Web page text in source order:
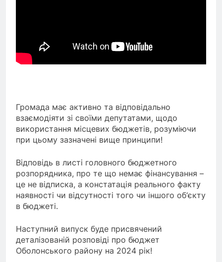
Громада має активно та відповідально
взаємодіяти зі своїми депутатами, щодо
використання місцевих бюджетів, розуміючи
при цьому зазначені вище принципи!
Відповідь в листі головного бюджетного
розпорядника, про те що немає фінансування –
це не відписка, а констатація реального факту
наявності чи відсутності того чи іншого об‘єкту
в бюджеті.
Наступний випуск буде присвячений
деталізованій розповіді про бюджет
Оболонського району на 2024 рік!